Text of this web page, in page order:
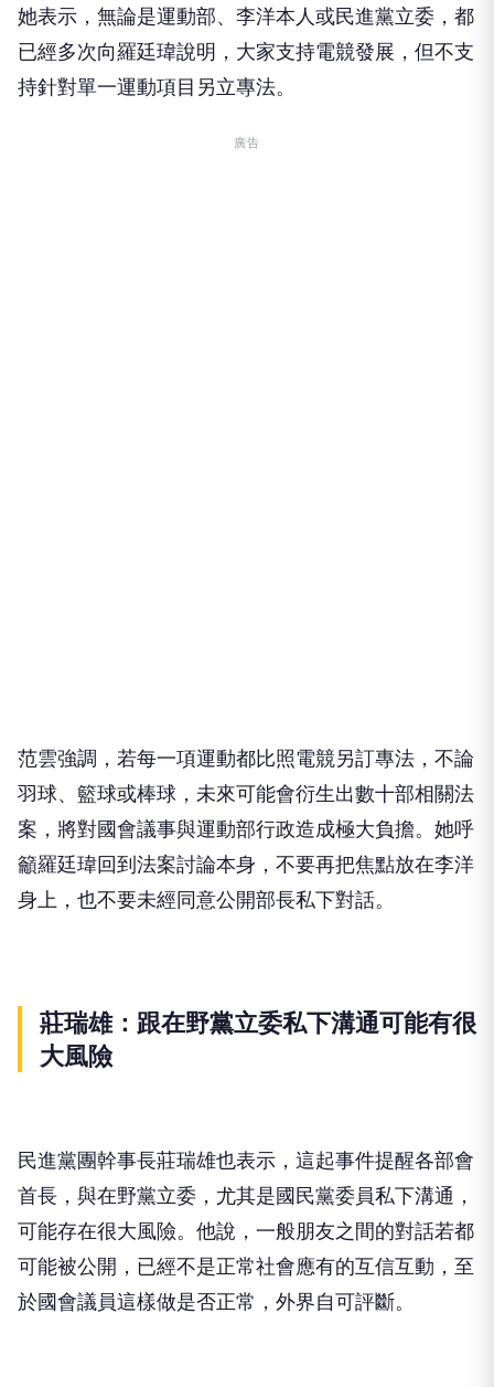
她表示，無論是運動部、李洋本人或民進黨立委，都
已經多次向羅廷瑋說明，大家支持電競發展，但不支
持針對單一運動項目另立專法。
廣告
范雲強調，若每一項運動都比照電競另訂專法，不論
羽球、籃球或棒球，未來可能會衍生出數十部相關法
案，將對國會議事與運動部行政造成極大負擔。她呼
籲羅廷瑋回到法案討論本身，不要再把焦點放在李洋
身上，也不要未經同意公開部長私下對話。
莊瑞雄：跟在野黨立委私下溝通可能有很
大風險
民進黨團幹事長莊瑞雄也表示，這起事件提醒各部會
首長，與在野黨立委，尤其是國民黨委員私下溝通，
可能存在很大風險。他說，一般朋友之間的對話若都
可能被公開，已經不是正常社會應有的互信互動，至
於國會議員這樣做是否正常，外界自可評斷。